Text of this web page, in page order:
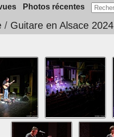
Photos récentes
/ Guitare en Alsace 2024